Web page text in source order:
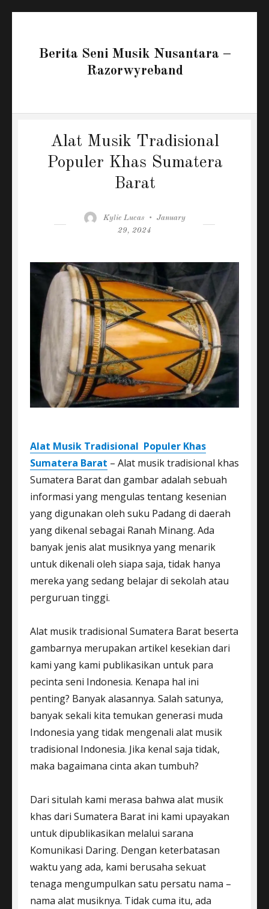
Berita Seni Musik Nusantara –
Razorwyreband
Alat Musik Tradisional
Populer Khas Sumatera
Barat
Author
Kylie Lucas
Posted
January
29, 2024
Alat Musik Tradisional Populer Khas
Sumatera Barat – Alat musik tradisional khas
Sumatera Barat dan gambar adalah sebuah
informasi yang mengulas tentang kesenian
yang digunakan oleh suku Padang di daerah
yang dikenal sebagai Ranah Minang. Ada
banyak jenis alat musiknya yang menarik
untuk dikenali oleh siapa saja, tidak hanya
mereka yang sedang belajar di sekolah atau
perguruan tinggi.
Alat musik tradisional Sumatera Barat beserta
gambarnya merupakan artikel kesekian dari
kami yang kami publikasikan untuk para
pecinta seni Indonesia. Kenapa hal ini
penting? Banyak alasannya. Salah satunya,
banyak sekali kita temukan generasi muda
Indonesia yang tidak mengenali alat musik
tradisional Indonesia. Jika kenal saja tidak,
maka bagaimana cinta akan tumbuh?
Dari situlah kami merasa bahwa alat musik
khas dari Sumatera Barat ini kami upayakan
untuk dipublikasikan melalui sarana
Komunikasi Daring. Dengan keterbatasan
waktu yang ada, kami berusaha sekuat
tenaga mengumpulkan satu persatu nama –
nama alat musiknya. Tidak cuma itu, ada